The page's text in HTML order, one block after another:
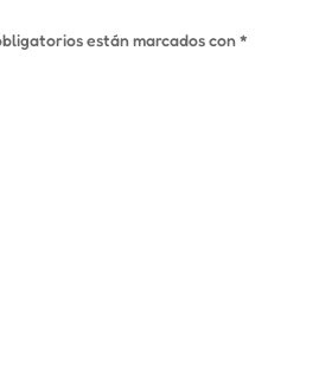
están marcados con*